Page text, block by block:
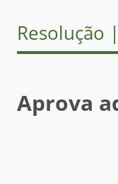
Resolução |
Aprova